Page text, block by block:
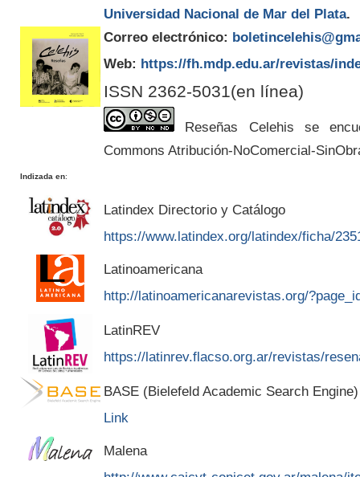
Universidad Nacional de Mar del Plata.
Correo electrónico:
Web: https://fh.mdp.edu.ar/revistas/
ISSN 2362-5031(en línea)
Reseñas Celehis se
Commons Atribución-NoComercial-
Indizada en:
Latindex Directorio y Catálogo
https://www.latindex.org/latindex/ficha/
Latinoamericana
http://latinoamericanarevistas.org/
LatinREV
https://latinrev.flacso.org.ar/revistas/
BASE (Bielefeld Academic Search Engine)
Link
Malena